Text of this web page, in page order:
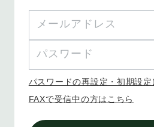
パスワードの再設定・初期設定
FAXで受信中の方はこちら